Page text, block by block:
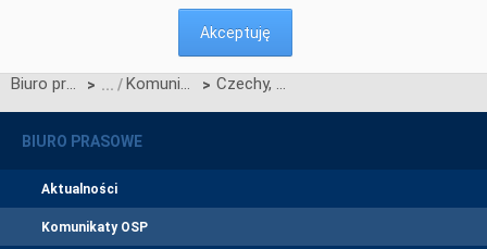
Akceptuję
Biuro prasowe > Komunikaty OSP > Czechy, Polska, Rumunia, Słowacja i Węgry podpisały Memorandum of Understanding w sprawie rozszerzenia mechanizmu market coupling SK-CZ-HU na rynki Polski oraz Rumunii
BIURO PRASOWE
Aktualności
Komunikaty OSP